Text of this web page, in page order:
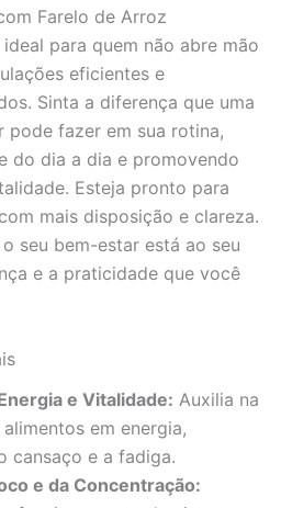
Farelo de Arroz
para quem não abre mão
eficientes e
Sinta a diferença que uma
pode fazer em sua rotina,
do dia a dia e promovendo
Esteja pronto para
mais disposição e clareza.
seu bem-estar está ao seu
e a praticidade que você
e Vitalidade: Auxilia na
em energia,
cansaço e a fadiga.
e da Concentração: